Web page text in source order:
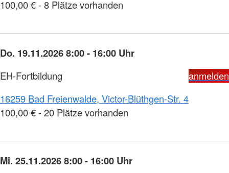
100,00 € - 8 Plätze vorhanden
Do. 19.11.2026 8:00 - 16:00 Uhr
EH-Fortbildung
anmelden
16259 Bad Freienwalde, Victor-Blüthgen-Str. 4
100,00 € - 20 Plätze vorhanden
Mi. 25.11.2026 8:00 - 16:00 Uhr